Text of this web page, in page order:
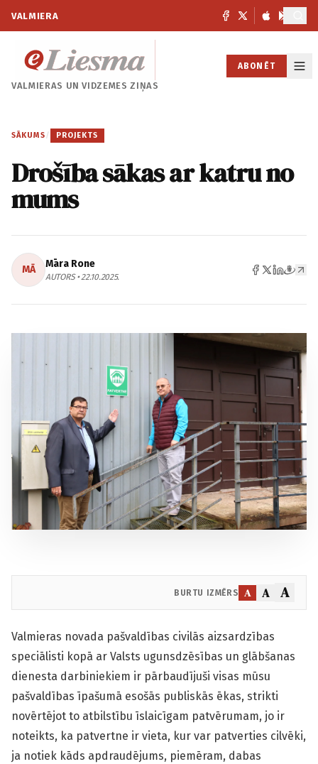
VALMIERA
VALMIERAS UNVIDZEMES ZIŅAS
ABONĒT
SĀKUMS / PROJEKTS
Drošība sākas ar katru no
mums
MĀ Māra Rone
AUTORS • 22.10.2025.
BURTU IZMĒRS A A A
Valmieras novada pašvaldības civilās aizsardzības
speciālisti kopā ar Valsts ugunsdzēsības un glābšanas
dienesta darbiniekiem ir pārbaudījuši visas mūsu
pašvaldības īpašumā esošās publiskās ēkas, strikti
novērtējot to atbilstību īslaicīgam patvērumam, jo ir
noteikts, ka patvertne ir vieta, kur var patverties cilvēki,
ja notiek kāds apdraudējums, piemēram, dabas